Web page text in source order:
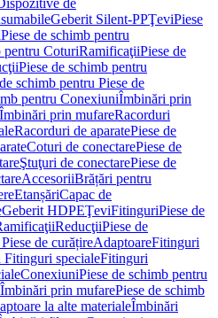
de
Geberit Silent-PPŢeviPiese
Piese de schimb pentru
pentru CoturiRamificaţiiPiese de
Piese de schimb pentru
schimb pentru Piese de
pentru ConexiuniÎmbinări prin
prin mufareRacorduri
Racorduri de aparatePiese de
Coturi de conectarePiese de
Ştuţuri de conectarePiese de
AccesoriiBrățări pentru
EtanșăriCapac de
Geberit HDPEŢeviFitinguriPiese de
ReducţiiPiese de
de curățireAdaptoareFitinguri
Fitinguri specialeFitinguri
ConexiuniPiese de schimb pentru
Îmbinări prin mufarePiese de schimb
la alte materialeÎmbinări